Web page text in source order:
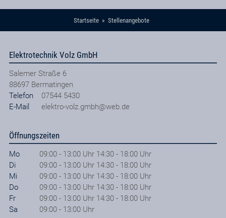
Startseite Stellenangebote
Elektrotechnik Volz GmbH
Salemer Straße 6
88697 Bermatingen
Telefon
07544 5430
E-Mail
elektro-volz.gmbh@web.de
Öffnungszeiten
Mo
09:00 - 13:00 Uhr 14:30 - 18:00 Uhr
Di
09:00 - 13:00 Uhr 14:30 - 18:00 Uhr
Mi
09:00 - 13:00 Uhr 14:30 - 18:00 Uhr
Do
09:00 - 13:00 Uhr 14:30 - 18:00 Uhr
Fr
09:00 - 13:00 Uhr 14:30 - 18:00 Uhr
Sa
09:00 - 13:00 Uhr